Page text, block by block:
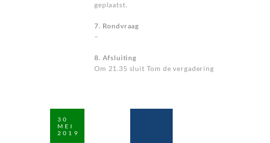
geplaatst.
7. Rondvraag
–
8. Afsluiting
Om 21.35 sluit Tom de vergadering
30
MEI
2019